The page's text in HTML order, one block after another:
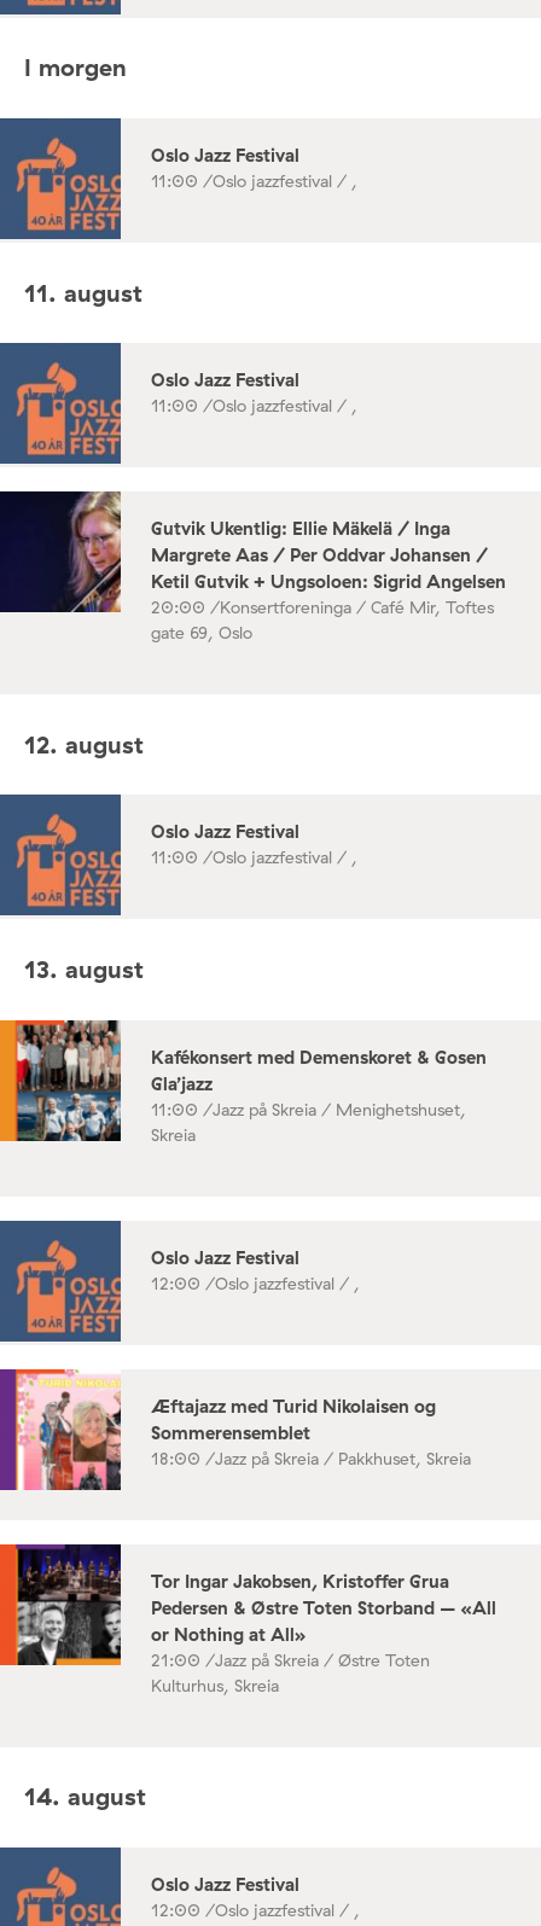
I morgen
Oslo Jazz Festival
11:00 /Oslo jazzfestival / ,
11. august
Oslo Jazz Festival
11:00 /Oslo jazzfestival / ,
Gutvik Ukentlig: Ellie Mäkelä / Inga
Margrete Aas / Per Oddvar Johansen /
Ketil Gutvik + Ungsoloen: Sigrid Angelsen
20:00 /Konsertforeninga / Café Mir, Toftes
gate 69, Oslo
12. august
Oslo Jazz Festival
11:00 /Oslo jazzfestival / ,
13. august
Kafékonsert med Demenskoret & Gosen
Gla’jazz
11:00 /Jazz på Skreia / Menighetshuset,
Skreia
Oslo Jazz Festival
12:00 /Oslo jazzfestival / ,
Æftajazz med Turid Nikolaisen og
Sommerensemblet
18:00 /Jazz på Skreia / Pakkhuset, Skreia
Tor Ingar Jakobsen, Kristoffer Grua
Pedersen & Østre Toten Storband – «All
or Nothing at All»
21:00 /Jazz på Skreia / Østre Toten
Kulturhus, Skreia
14. august
Oslo Jazz Festival
12:00 /Oslo jazzfestival / ,